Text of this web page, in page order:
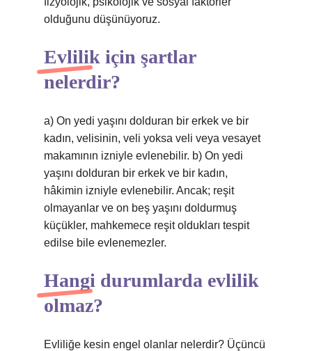
olduğunu düşünüyoruz.
Evlilik için şartlar
nelerdir?
a) On yedi yaşını dolduran bir erkek ve bir
kadın, velisinin, veli yoksa veli veya vesayet
makamının izniyle evlenebilir. b) On yedi
yaşını dolduran bir erkek ve bir kadın,
hâkimin izniyle evlenebilir. Ancak; reşit
olmayanlar ve on beş yaşını doldurmuş
küçükler, mahkemece reşit oldukları tespit
edilse bile evlenemezler.
Hangi durumlarda evlilik
olmaz?
Evliliğe kesin engel olanlar nelerdir? Üçüncü